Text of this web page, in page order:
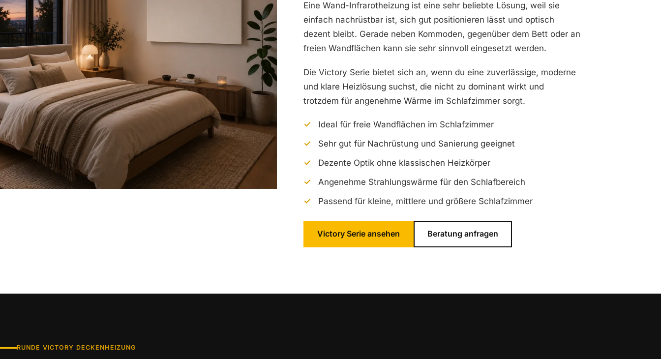
Eine Wand-Infrarotheizung ist eine sehr beliebte Lösung, weil sie
einfach nachrüstbar ist, sich gut positionieren lässt und optisch
dezent bleibt. Gerade neben Kommoden, gegenüber dem Bett oder an
freien Wandflächen kann sie sehr sinnvoll eingesetzt werden.
Die Victory Serie bietet sich an, wenn du eine zuverlässige, moderne
und klare Heizlösung suchst, die nicht zu dominant wirkt und
trotzdem für angenehme Wärme im Schlafzimmer sorgt.
Ideal für freie Wandflächen im Schlafzimmer
Sehr gut für Nachrüstung und Sanierung geeignet
Dezente Optik ohne klassischen Heizkörper
Angenehme Strahlungswärme für den Schlafbereich
Passend für kleine, mittlere und größere Schlafzimmer
Victory Serie ansehen Beratung anfragen
RUNDE VICTORY DECKENHEIZUNG